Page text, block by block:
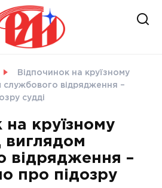
Відпочинок на круїзному
службового відрядження –
судді
на круїзному
виглядом
відрядження –
про підозру